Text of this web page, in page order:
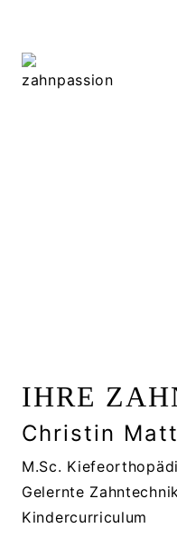
IHRE
Christin
M.Sc.
Gelernte
Kindercurriculum